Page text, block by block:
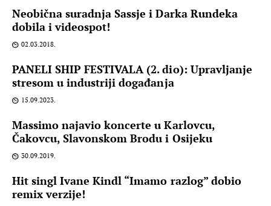
Neobična suradnja Sassje i Darka Rundeka
dobila i videospot!
02.03.2018.
PANELI SHIP FESTIVALA (2. dio): Upravljanje
stresom u industriji događanja
15.09.2023.
Massimo najavio koncerte u Karlovcu,
Čakovcu, Slavonskom Brodu i Osijeku
30.09.2019.
Hit singl Ivane Kindl “Imamo razlog” dobio
remix verzije!